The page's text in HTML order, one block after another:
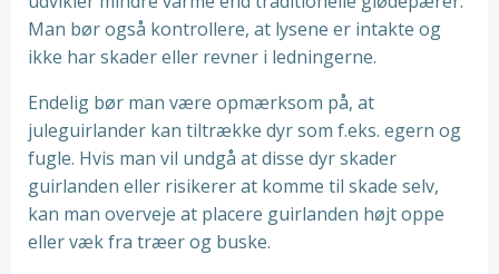
Man bør også kontrollere, at lysene er intakte og
ikke har skader eller revner i ledningerne.
Endelig bør man være opmærksom på, at
juleguirlander kan tiltrække dyr som f.eks. egern og
fugle. Hvis man vil undgå at disse dyr skader
guirlanden eller risikerer at komme til skade selv,
kan man overveje at placere guirlanden højt oppe
eller væk fra træer og buske.